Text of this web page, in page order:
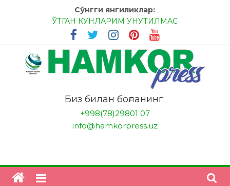
Сўнгги янгиликлар:
ЎТГАН КУНЛАРИМ УНУТИЛМАС
МЕССИ ВА РОНАЛДУ, АНА ЭНДИ ИККАЛАНГ ҲАМ
ҲУСАНОВГА ТАН БЕРИНГЛАР!
МЕҲР ОРҚАЛИ ШИФО
БАНКДА ИШЛАШ ОСОНМИ?
НАТИЖАГА ЭРИШИШ ЎЗ ҚЎЛИМИЗДА
"HamkorPress"
Биз билан боғланинг:
+998(78)29801 07
info@hamkorpress.uz